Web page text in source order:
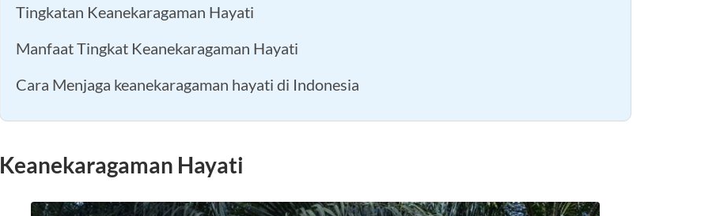
Tingkatan Keanekaragaman Hayati
Manfaat Tingkat Keanekaragaman Hayati
Cara Menjaga keanekaragaman hayati di Indonesia
Keanekaragaman Hayati